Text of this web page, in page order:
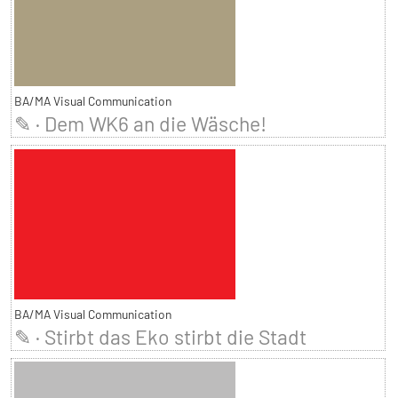
BA/MA Visual Communication
✎ · Dem WK6 an die Wäsche!
BA/MA Visual Communication
✎ · Stirbt das Eko stirbt die Stadt